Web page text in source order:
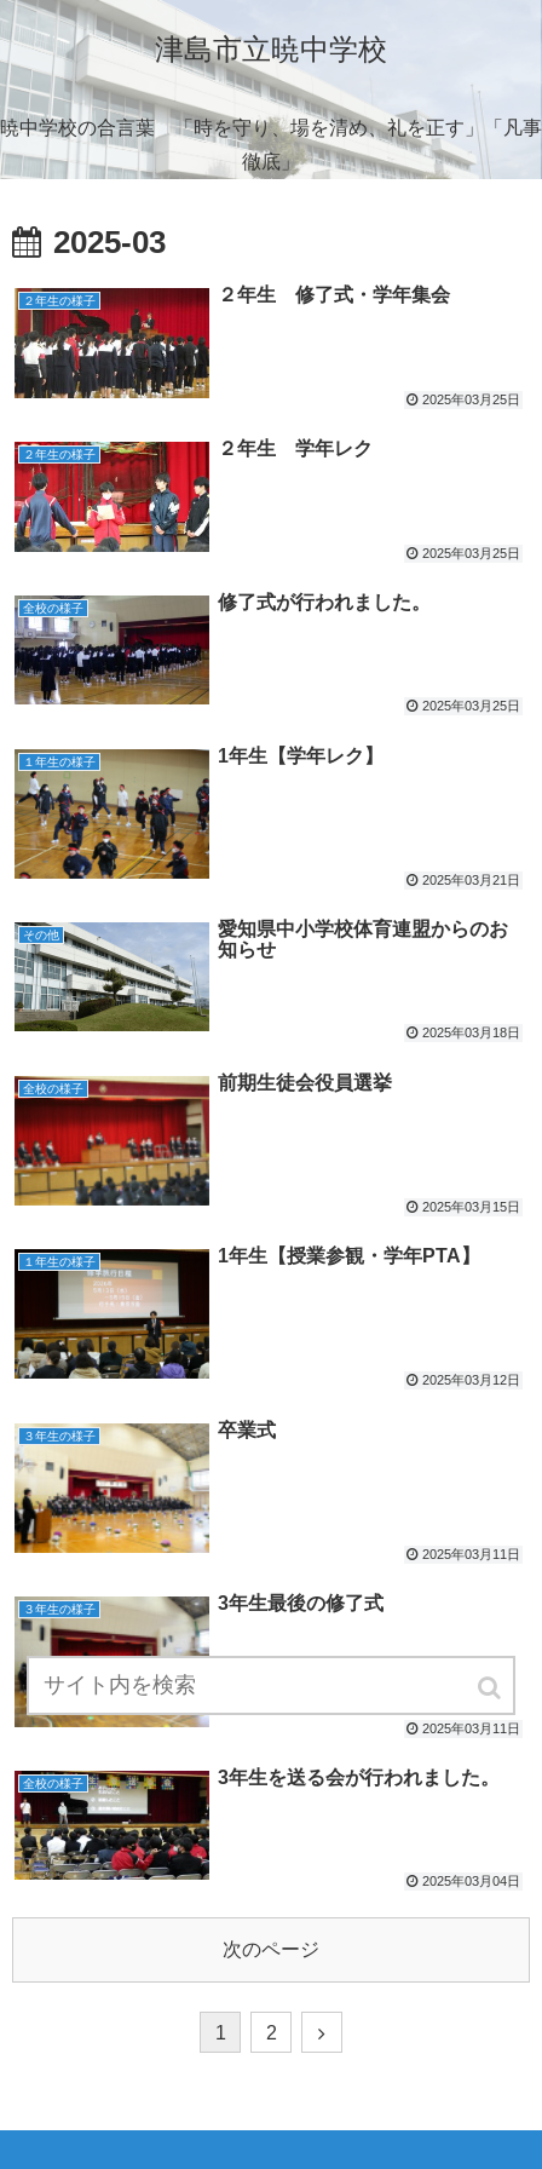
津島市立暁中学校
暁中学校の合言葉 「時を守り、場を清め、礼を正す」「凡事
徹底」
2025-03
２年生の様子 ２年生 修了式・学年集会
2025年03月25日
２年生の様子 ２年生 学年レク
2025年03月25日
全校の様子 修了式が行われました。
2025年03月25日
１年生の様子 1年生【学年レク】
2025年03月21日
その他
愛知県中小学校体育連盟からのお
知らせ
2025年03月18日
全校の様子 前期生徒会役員選挙
2025年03月15日
１年生の様子 1年生【授業参観・学年PTA】
2025年03月12日
３年生の様子 卒業式
2025年03月11日
３年生の様子 3年生最後の修了式
2025年03月11日
全校の様子 3年生を送る会が行われました。
2025年03月04日
次のページ
1 2